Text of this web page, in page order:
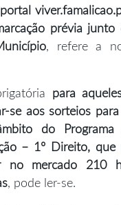
prévia
, refere a
para
se aos sorteios
do
– 1º Direito, que
no mercado 210
, pode ler-se.